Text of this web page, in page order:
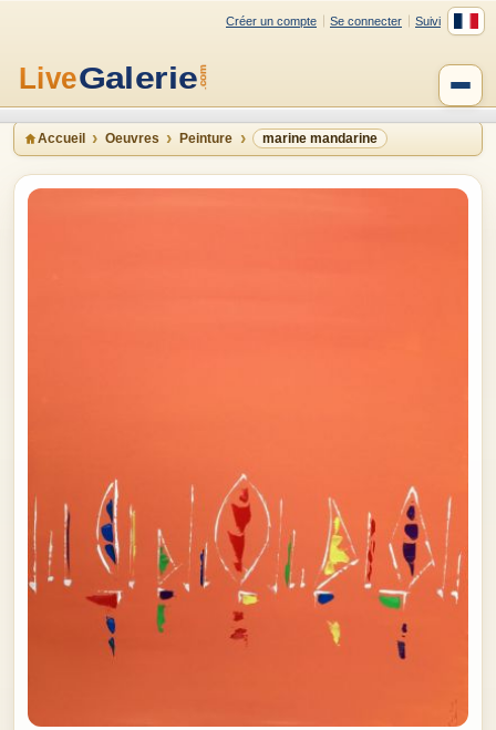
Créer un compte Se connecter Suivi
Accueil Oeuvres Peinture marine mandarine